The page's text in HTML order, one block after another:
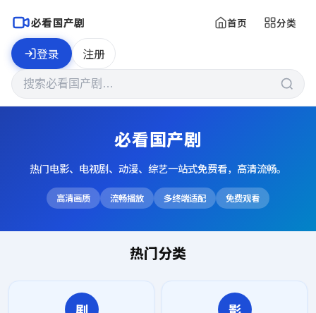
必看国产剧 首页 分类
登录 注册
必看国产剧
热门电影、电视剧、动漫、综艺一站式免费看，高清流畅。
高清画质 流畅播放 多终端适配 免费观看
热门分类